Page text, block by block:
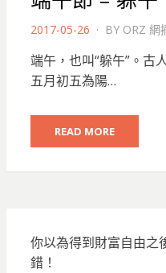
POSTED
2017-05-26 BY ORZ 網
端午，也叫“躲午”。古
五月初五為陽…
READ MORE
你以為得到財富自由之
錯！